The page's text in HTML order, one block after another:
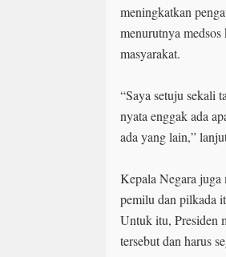
meningkatkan
menurutnya medsos
masyarakat.
“Saya setuju sekali
nyata enggak ada
ada yang lain,”
Kepala Negara juga
pemilu dan pilkada
Untuk itu, Presiden
tersebut dan harus